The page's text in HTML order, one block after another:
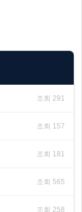
조회 291
조회 157
조회 181
조회 565
조회 258